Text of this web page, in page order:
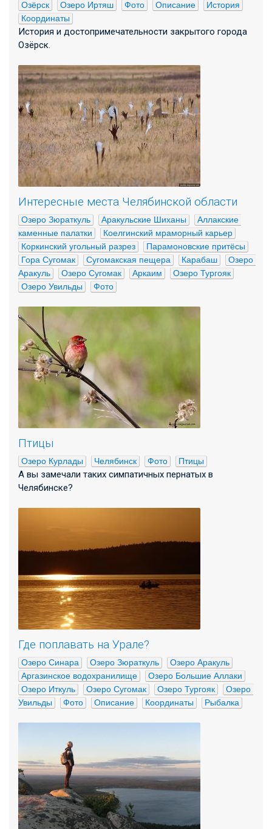
Озёрск Озеро Иртяш Фото Описание
История
Координаты
История и достопримечательности закрытого города
Озёрск.
Интересные места Челябинской области
Озеро Зюраткуль Аракульские Шиханы
Аллакские
каменные палатки
Коелгинский мраморный карьер
Коркинский угольный разрез
Парамоновские притёсы
Гора Сугомак
Сугомакская пещера Карабаш
Озеро
Аракуль
Озеро Сугомак Аркаим
Озеро Тургояк
Озеро Увильды
Фото
Птицы
Озеро Курлады Челябинск Фото Птицы
А вы замечали таких симпатичных пернатых в
Челябинске?
Где поплавать на Урале?
Озеро Синара Озеро Зюраткуль
Озеро Аракуль
Аргазинское водохранилище
Озеро Большие Аллаки
Озеро Иткуль
Озеро Сугомак Озеро Тургояк
Озеро
Увильды
Фото Описание Координаты Рыбалка